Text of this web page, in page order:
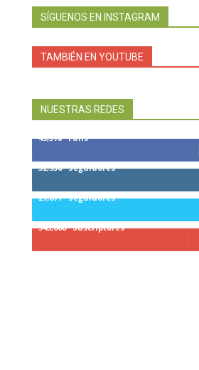
SÍGUENOS EN INSTAGRAM
TAMBIÉN EN YOUTUBE
NUESTRAS REDES
49,578 Fans
32,950 Seguidores
27,671 Seguidores
545,000 Suscriptores